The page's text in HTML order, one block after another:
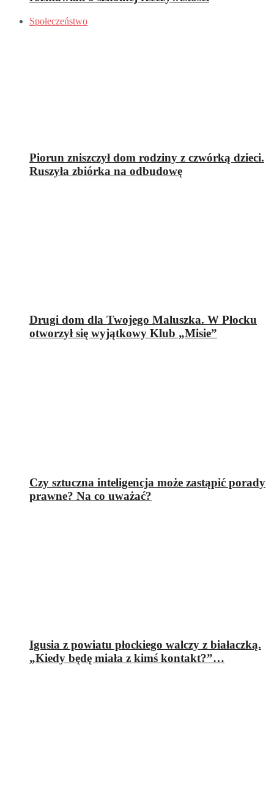
Społeczeństwo
Piorun zniszczył dom rodziny z czwórką dzieci.
Ruszyła zbiórka na odbudowę
Drugi dom dla Twojego Maluszka. W Płocku
otworzył się wyjątkowy Klub „Misie”
Czy sztuczna inteligencja może zastąpić porady
prawne? Na co uważać?
Igusia z powiatu płockiego walczy z białaczką.
„Kiedy będę miała z kimś kontakt?”…